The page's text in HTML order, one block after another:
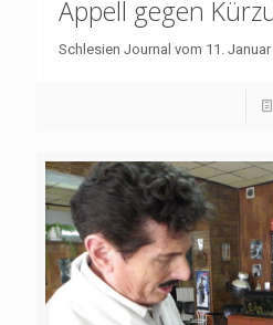
Appell gegen
Schlesien Journal vom 11. Januar